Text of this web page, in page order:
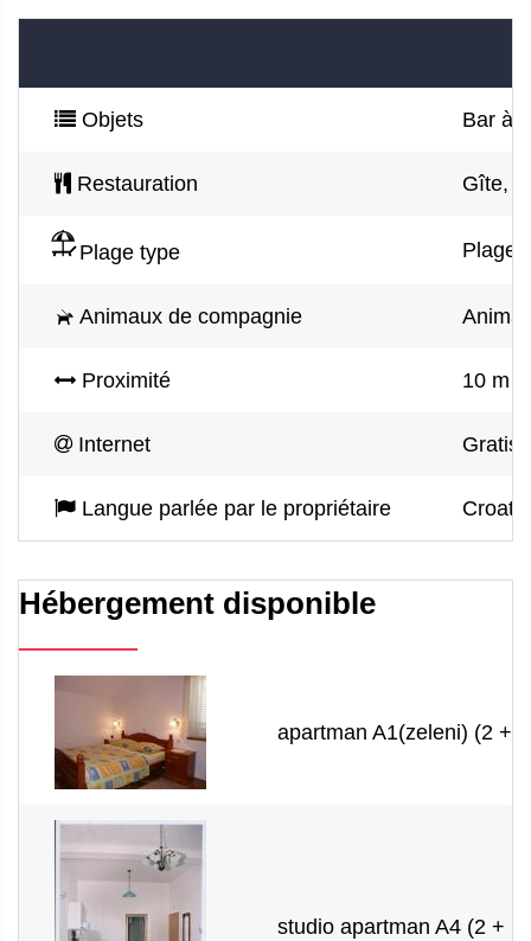
Objets Bar à
Restauration Gîte,
Plage type Plage
Animaux de compagnie
Proximité 10 m
Internet Gratis
Langue parlée par le propriétaire
Hébergement disponible
apartman A1(zeleni) (2 +
studio apartman A4 (2 + 1)